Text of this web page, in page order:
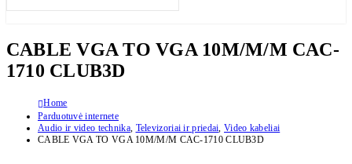
CABLE VGA TO VGA 10M/M/M CAC-
1710 CLUB3D
Home
Parduotuvė internete
Audio ir video technika, Televizoriai ir priedai,Video kabeliai
CABLE VGA TO VGA 10M/M/M CAC-1710 CLUB3D